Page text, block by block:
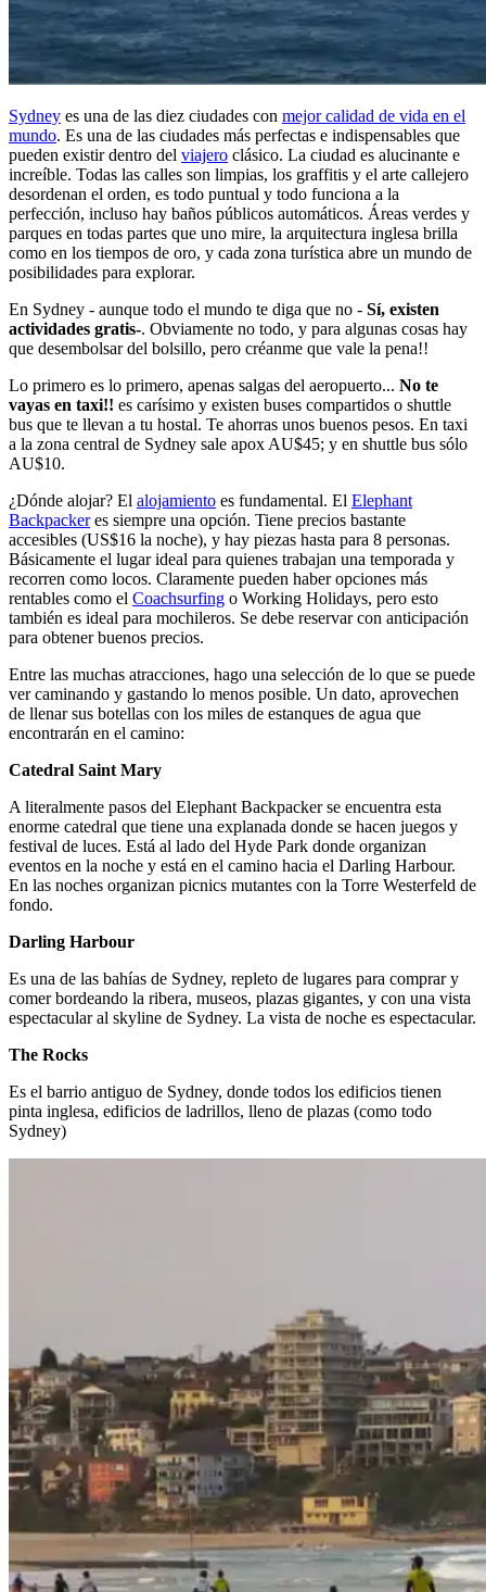
Sydney es una de las diez ciudades con mejor calidad de vida en el
mundo. Es una de las ciudades más perfectas e indispensables que
pueden existir dentro del viajero clásico. La ciudad es alucinante e
increíble. Todas las calles son limpias, los graffitis y el arte callejero
desordenan el orden, es todo puntual y todo funciona a la
perfección, incluso hay baños públicos automáticos. Áreas verdes y
parques en todas partes que uno mire, la arquitectura inglesa brilla
como en los tiempos de oro, y cada zona turística abre un mundo de
posibilidades para explorar.
En Sydney - aunque todo el mundo te diga que no - Sí, existen
actividades gratis-. Obviamente no todo, y para algunas cosas hay
que desembolsar del bolsillo, pero créanme que vale la pena!!
Lo primero es lo primero, apenas salgas del aeropuerto... No te
vayas en taxi!! es carísimo y existen buses compartidos o shuttle
bus que te llevan a tu hostal. Te ahorras unos buenos pesos. En taxi
a la zona central de Sydney sale apox AU$45; y en shuttle bus sólo
AU$10.
¿Dónde alojar? El alojamiento es fundamental. El Elephant
Backpackeres siempre una opción. Tiene precios bastante
accesibles (US$16 la noche), y hay piezas hasta para 8 personas.
Básicamente el lugar ideal para quienes trabajan una temporada y
recorren como locos. Claramente pueden haber opciones más
rentables como el Coachsurfing o Working Holidays, pero esto
también es ideal para mochileros. Se debe reservar con anticipación
para obtener buenos precios.
Entre las muchas atracciones, hago una selección de lo que se puede
ver caminando y gastando lo menos posible. Un dato, aprovechen
de llenar sus botellas con los miles de estanques de agua que
encontrarán en el camino:
Catedral Saint Mary
A literalmente pasos del Elephant Backpacker se encuentra esta
enorme catedral que tiene una explanada donde se hacen juegos y
festival de luces. Está al lado del Hyde Park donde organizan
eventos en la noche y está en el camino hacia el Darling Harbour.
En las noches organizan picnics mutantes con la Torre Westerfeld de
fondo.
Darling Harbour
Es una de las bahías de Sydney, repleto de lugares para comprar y
comer bordeando la ribera, museos, plazas gigantes, y con una vista
espectacular al skyline de Sydney. La vista de noche es espectacular.
The Rocks
Es el barrio antiguo de Sydney, donde todos los edificios tienen
pinta inglesa, edificios de ladrillos, lleno de plazas (como todo
Sydney)